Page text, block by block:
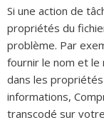
Si une action de
propriétés du
problème. Par
fournir le nom et
dans les propriétés
informations,
transcodé sur